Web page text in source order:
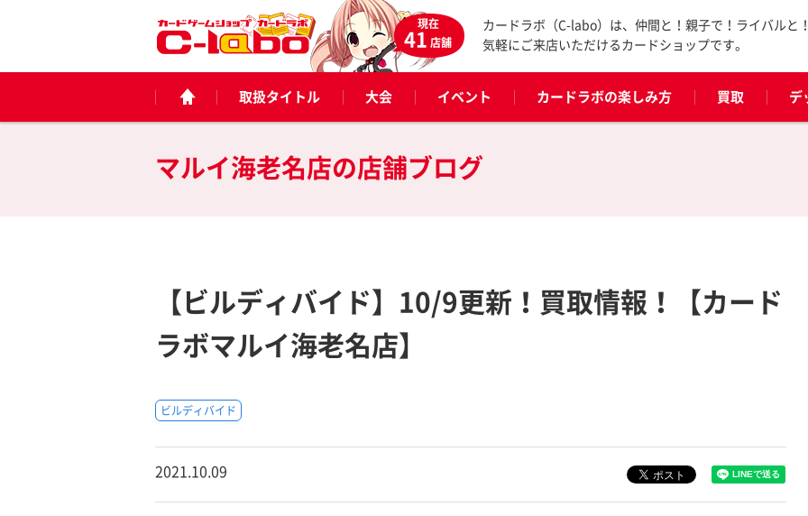
現在
41店舗
カードラボ（C-labo）は、仲間と！親子で！ライバルと
気軽にご来店いただけるカードショップです。
取扱タイトル 大会 イベント カードラボの楽しみ方 買取 デ
マルイ海老名店の店舗ブログ
【ビルディバイド】10/9更新！買取情報！【カード
ラボマルイ海老名店】
ビルディバイド
2021.10.09